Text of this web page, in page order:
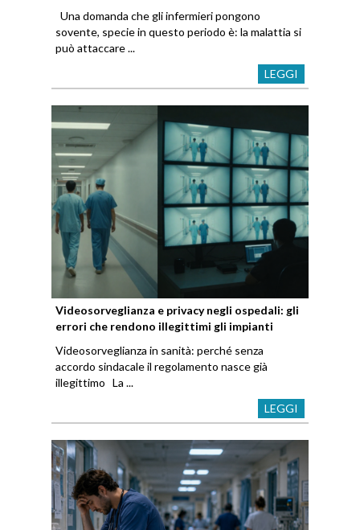
Una domanda che gli infermieri pongono
sovente, specie in questo periodo è: la malattia si
può attaccare ...
LEGGI
Videosorveglianza e privacy negli ospedali: gli
errori che rendono illegittimi gli impianti
Videosorveglianza in sanità: perché senza
accordo sindacale il regolamento nasce già
illegittimo La ...
LEGGI